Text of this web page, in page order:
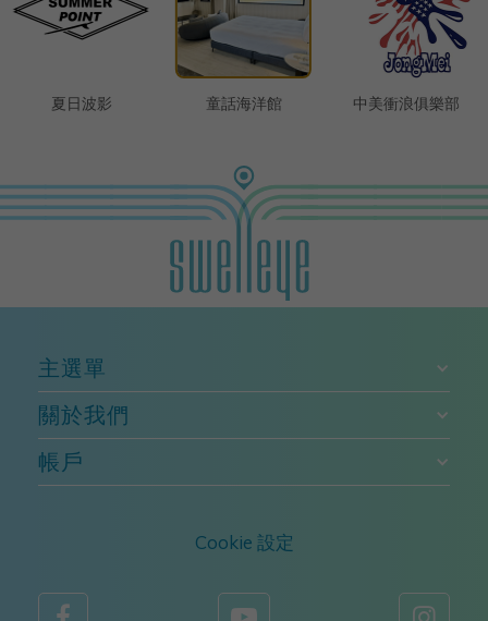
中美衝浪俱樂部
主選單
關於我們
帳戶
Cookie 設定